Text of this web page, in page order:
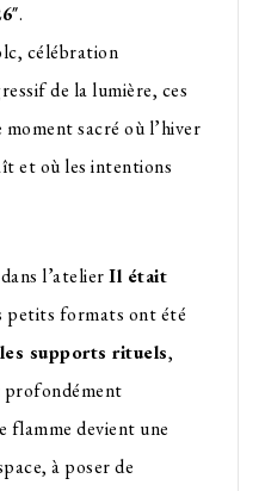
.
célébration
de la lumière, ces
sacré où l’hiver
et où les intentions
l’atelierIl était
petits formats ont été
supports rituels,
profondément
flamme devient une
à poser de